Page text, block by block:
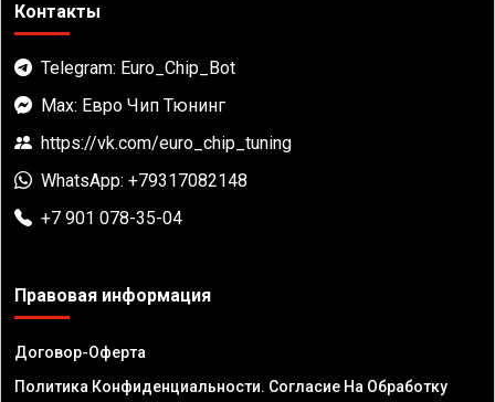
Контакты
Telegram: Euro_Chip_Bot
Max: Евро Чип Тюнинг
https://vk.com/euro_chip_tuning
WhatsApp: +79317082148
+7 901 078-35-04
Правовая информация
Договор-Оферта
Политика Конфиденциальности. Согласие На Обработку